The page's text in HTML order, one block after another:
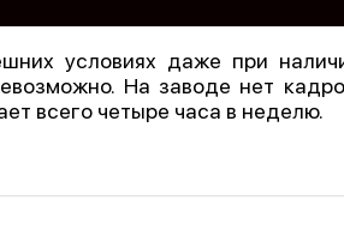
условиях даже при
На заводе нет
всего четыре часа в неделю.